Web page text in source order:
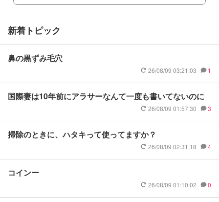
新着トピック
鼻の黒ずみ毛穴
26/08/09 03:21:03 1
国際妻は10年前にアラサーなんて一度も書いてないのに
26/08/09 01:57:30 3
掃除のときに、ハタキって使ってますか？
26/08/09 02:31:18 4
コインー
26/08/09 01:10:02 0